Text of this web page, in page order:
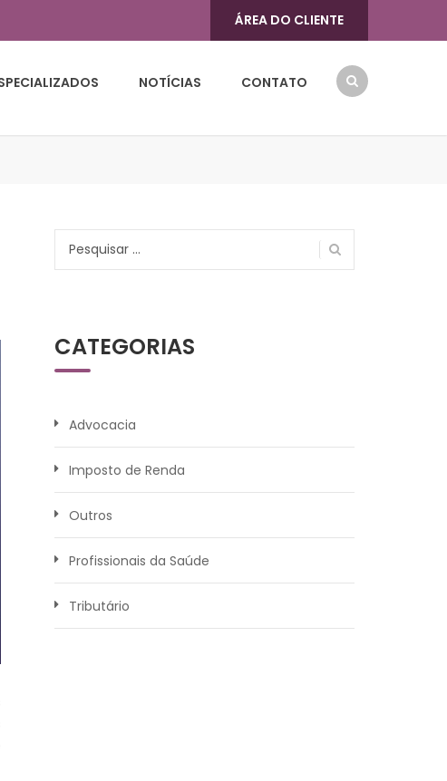
ÁREA DO CLIENTE
NOTÍCIAS CONTATO
CATEGORIAS
Advocacia
Imposto de Renda
Outros
Profissionais da Saúde
Tributário